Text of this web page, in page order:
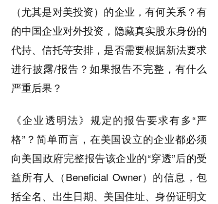
（尤其是对美投资）的企业，有何关系？有
的中国企业对外投资，隐藏真实股东身份的
代持、信托等安排，是否需要根据新法要求
进行披露/报告？如果报告不完整，有什么
严重后果？
《企业透明法》规定的报告要求有多“严
格”？简单而言，在美国设立的企业都必须
向美国政府完整报告该企业的“穿透”后的受
益所有人（Beneficial Owner）的信息，包
括全名、出生日期、美国住址、身份证明文